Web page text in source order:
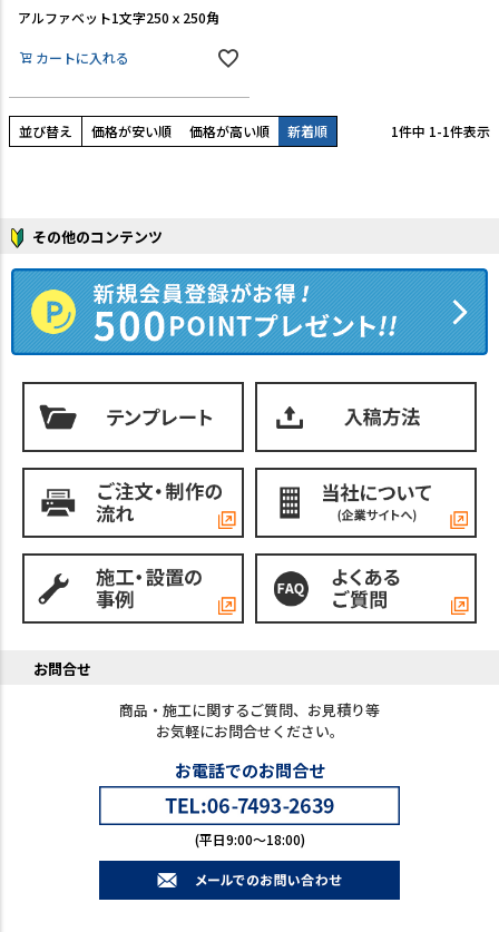
アルファベット1文字250ｘ250角
カートに入れる
並び替え 価格が安い順 価格が高い順 新着順 1件中 1-1件表示
その他のコンテンツ
お問合せ
商品・施工に関するご質問、お見積り等
お気軽にお問合せください。
お電話でのお問合せ
(平日9:00～18:00)